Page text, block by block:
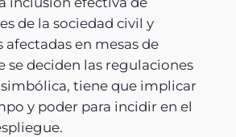
de la sociedad civil y
en mesas de
se deciden las regulaciones
tiene que implicar
y poder para incidir en el